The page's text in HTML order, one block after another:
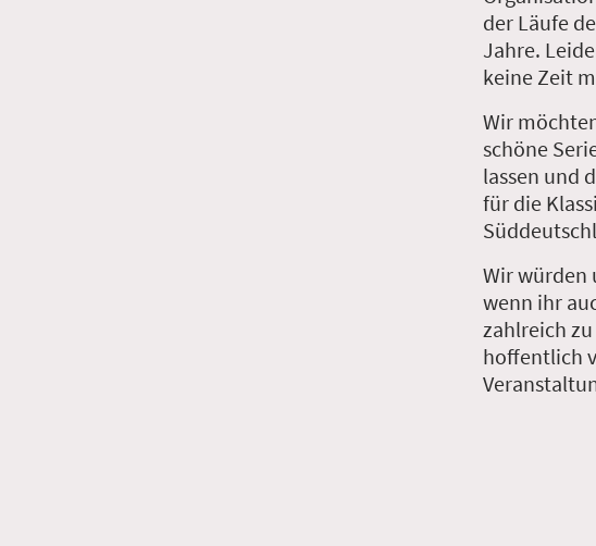
der Läufe
Jahre.
keine Zeit
Wir
schöne
lassen und
für die
Wir würden
wenn ihr
zahlreich
hoffentlich